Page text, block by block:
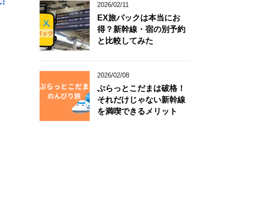
2026/02/11
EX旅パックは本当にお
得？新幹線・宿の別予約
と比較してみた
2026/02/08
ぷらっとこだまは破格！
それだけじゃない新幹線
を満喫できるメリット